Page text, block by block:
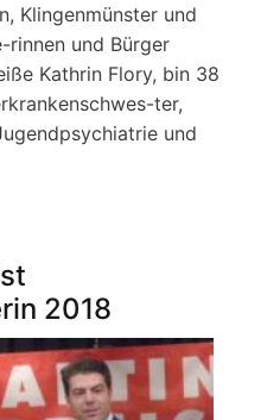
Klingenmünster und
rinnen und Bürger
Kathrin Flory, bin 38
ter,
und
2018